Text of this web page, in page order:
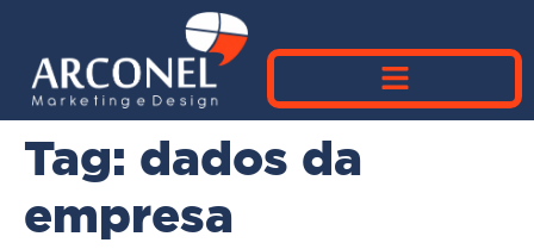
Tag: dados da
empresa